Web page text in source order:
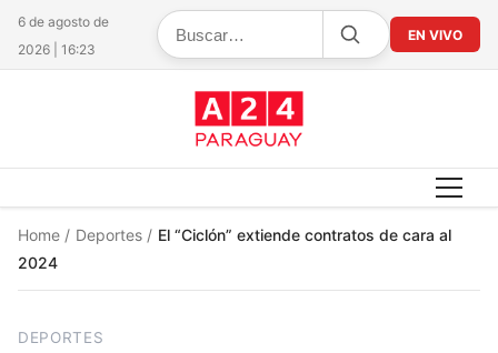
6 de agosto de
2026 | 16:23
EN VIVO
Home / Deportes / El “Ciclón” extiende contratos de cara al
2024
DEPORTES